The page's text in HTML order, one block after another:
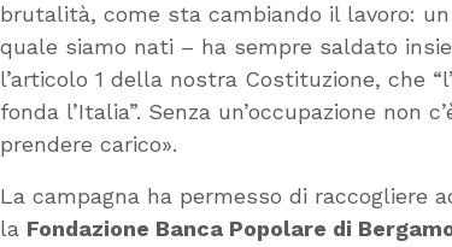
brutalità, come sta cambiando il lavoro:
quale siamo nati – ha sempre saldato
l’articolo 1 della nostra Costituzione, che
fonda l’Italia”. Senza un’occupazione
prendere carico».
La campagna ha permesso di raccogliere
la Fondazione Banca Popolare di